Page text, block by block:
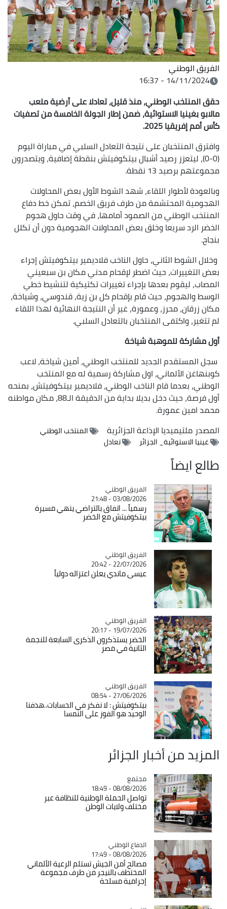
الفريق الوطني
14/11/2024 - 16:37
حقق المنتخب الوطني، منذ قليل، تعادلا على أرضية ملعب
مالابو بغينيا الاستوائية، ضمن إطار الجولة الخامسة من تصفيات
كأس أمم إفريقيا 2025.
وافترق المنتخبان على نتيجة التعادل السلبي في مباراة اليوم
(0-0)، ليتعزز رصيد أشبال بيتكوفيتش بنقطة إضافية، ويتصدرون
مجموعتهم برصيد 13 نقطة.
وبالعودة لأطوار اللقاء، شهد الشوط الأول بعض المحاولات
الهجومية المحتشمة من طرف فريق الخصم، تمكن خط دفاع
المنتخب الوطني من الصمود أمامها، في وقت حاول هجوم
الخضر الرد سريعا وخلق بعض المحاولات الهجومية دون أن تكلل
بنجاح.
وخلال الشوط الثاني، حاول الناخب فلاديمير بيتكوفيتش إجراء
بعض التغييرات، حيث اضطر لإقحام مدني مكان بن سبعيني
المصاب، ليقوم بعدها بإجراء تغييرات تكتيكية لتنشيط خطي
الوسط والهجوم، حيث قام بإقحام كل بن زية، قندوسي، وشياخة،
مكان زرقان، محرز، وعمورة، غير أن النتيجة النهائية لهذا اللقاء
لم تتغير، واكتفى المنتخبان بالتعادل السلبي.
أول مشاركة للموهبة شياخة
سجل المستقدم الجديد للمنتخب الوطني، أمين شياخة، لاعب
كوبنهاغن الألماني، اول مشاركة رسمية له مع المنتخب
الوطني، بعدما قام الناخب الوطني، فلاديمير بيتكوفيتش، بمنحه
أول فرصة، حيث دخل بديلا بداية من الدقيقة الـ88، مكان مواطنه
محمد امين عمورة.
المصدرملتيميديا الإذاعة الجزائرية
المنتخب الوطني
غينيا الاستوائية_ الجزائر
تعادل
طالع ايضاً
Catégorie
الفريق الوطني
03/08/2026 - 21:48
رسمياً ... اتفاق بالتراضي ينهي مسيرة
بيتكوفيتش مع الخضر
Catégorie
الفريق الوطني
22/07/2026 - 20:42
عيسى ماندي يعلن اعتزاله دولياً
Catégorie
الفريق الوطني
19/07/2026 - 20:17
الخضر يستذكرون الذكرى السابعة للنجمة
الثانية في مصر
Catégorie
الفريق الوطني
27/06/2026 - 08:54
بيتكوفيتش : لا نفكر في الحسابات..هدفنا
الوحيد هو الفوز على النمسا
المزيد من أخبار الجزائر
Catégorie
مجتمع
08/08/2026 - 18:49
تواصل الحملة الوطنية للنظافة عبر
مختلف ولايات الوطن
Catégorie
الدفاع الوطني
08/08/2026 - 17:49
مصالح أمن الجيش تستلم الرعية الألماني
المختطف بالنيجر من طرف مجموعة
إجرامية مسلحة